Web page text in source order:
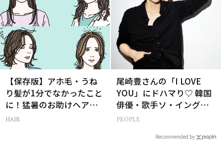
【保存版】アホ毛・うね
り髪が1分でなかったこと
に！猛暑のお助けヘアア
イテム16選
HAIR
尾崎豊さんの「I LOVE
YOU」にドハマり♡ 韓国
俳優・歌手ソ・イングク
さんの音楽がすべての人
PEOPLE
Recommended by